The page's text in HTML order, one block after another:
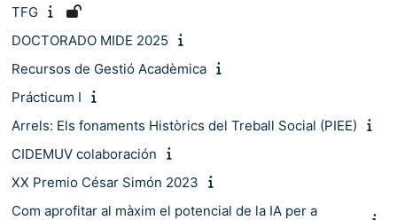
TFG
DOCTORADO MIDE 2025
Recursos de Gestió Acadèmica
Prácticum I
Arrels: Els fonaments Històrics del Treball Social (PIEE)
CIDEMUV colaboración
XX Premio César Simón 2023
Com aprofitar al màxim el potencial de la IA per a